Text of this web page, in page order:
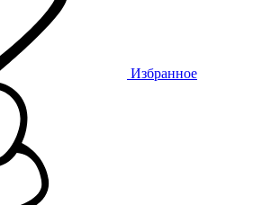
Избранное